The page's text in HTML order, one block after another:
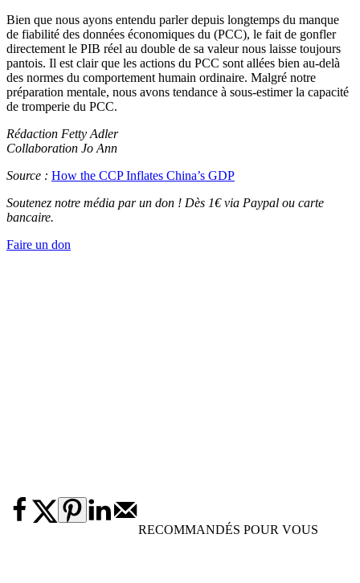
Bien que nous ayons entendu parler depuis longtemps du manque
de fiabilité des données économiques du (PCC), le fait de gonfler
directement le PIB réel au double de sa valeur nous laisse toujours
pantois. Il est clair que les actions du PCC sont allées bien au-delà
des normes du comportement humain ordinaire. Malgré notre
préparation mentale, nous avons tendance à sous-estimer la capacité
de tromperie du PCC.
Rédaction Fetty Adler
Collaboration Jo Ann
Source : How the CCP Inflates China’s GDP
Soutenez notre média par un don ! Dès 1€ via Paypal ou carte
bancaire.
Faire un don
RECOMMANDÉS POUR VOUS